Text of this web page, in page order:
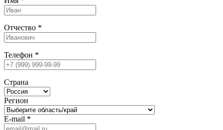
Отчество *
Телефон *
Страна
Регион
E-mail *